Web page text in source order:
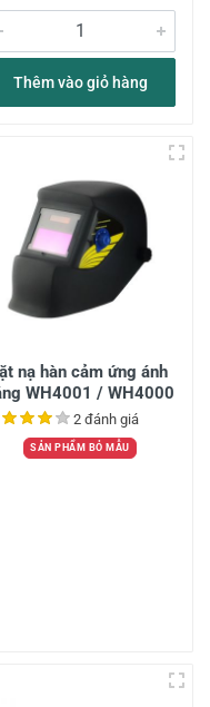
Thêm vào giỏ hàng
nạ hàn cảm ứng ánh
WH4001 / WH4000
2 đánh giá
SẢN PHẨM BỎ MẪU